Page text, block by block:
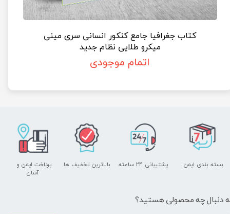
کتاب جغرافیا جامع کنکور انسانی سری مینی
میکرو طلایی نظام جدید
اتمام موجودی
پشتیبانی ۲۴ ساعته
پرداخت ایمن و ​​​​​​​
آسان
بسته بندی ایمن بالاترین تخفیف ها
دنبال چه محصولی هستید؟